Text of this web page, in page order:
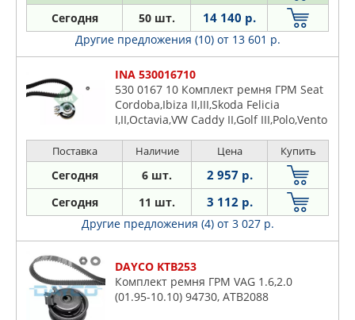
Сегодня 50 шт. 14 140 р.
Другие предложения (10) от 13 601 р.
INA 530016710
530 0167 10 Комплект ремня ГРМ Seat
Cordoba,Ibiza II,III,Skoda Felicia
I,II,Octavia,VW Caddy II,Golf III,Polo,Vento
Поставка Наличие Цена Купить
Сегодня 6 шт. 2 957 р.
Сегодня 11 шт. 3 112 р.
Другие предложения (4) от 3 027 р.
DAYCO KTB253
Комплект ремня ГРМ VAG 1.6,2.0
(01.95-10.10) 94730, ATB2088